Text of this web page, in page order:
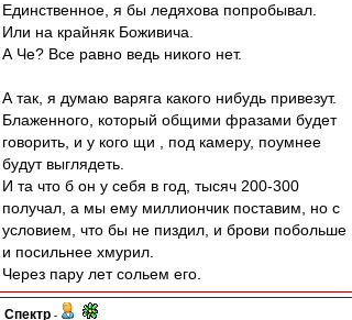
Единственное, я бы ледяхова попробывал.
Или на крайняк Боживича.
А Че? Все равно ведь никого нет.
А так, я думаю варяга какого нибудь привезут.
Блаженного, который общими фразами будет
говорить, и у кого щи , под камеру, поумнее
будут выглядеть.
И та что б он у себя в год, тысяч 200-300
получал, а мы ему миллиончик поставим, но с
условием, что бы не пиздил, и брови побольше
и посильнее хмурил.
Через пару лет сольем его.
Спектр -